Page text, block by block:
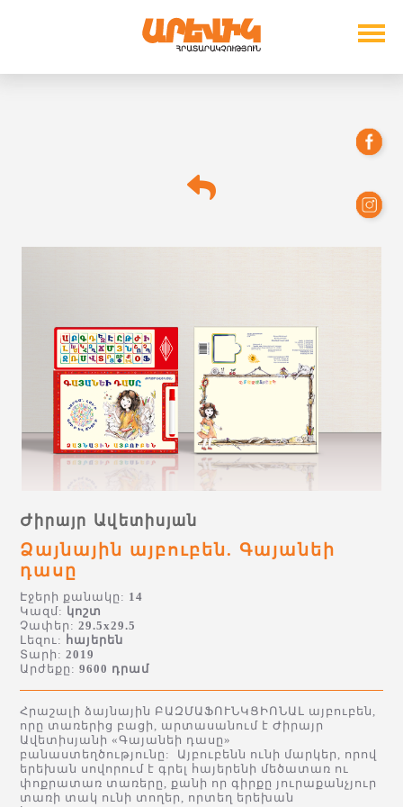
Ժիրայր Ավետիսյան
Ձայնային այբուբեն. Գայանեի
դասը
Էջերի քանակը: 14
Կազմ: կոշտ
Չափեր:29.5x29.5
Լեզու: հայերեն
Տարի:2019
Արժեքը:9600 դրամ
Հրաշալի ձայնային ԲԱԶՄԱՖՈՒՆԿՑԻՈՆԱԼ այբուբեն,
որը տառերից բացի, արտասանում է Ժիրայր
Ավետիսյանի «Գայանեի դասը»
բանաստեղծությունը: Այբուբենն ունի մարկեր, որով
երեխան սովորում է գրել հայերենի մեծատառ ու
փոքրատառ տառերը, քանի որ գիրքը յուրաքանչյուր
տառի տակ ունի տողեր, որտեղ երեխան